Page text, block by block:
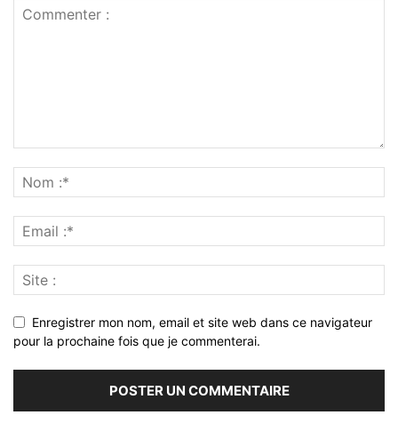
Enregistrer mon nom, email et site web dans ce navigateur
pour la prochaine fois que je commenterai.